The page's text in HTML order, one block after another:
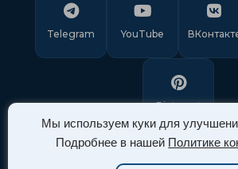
Мы используем куки для
Подробнее в нашей Политике
Telegram YouTube
Pinterest